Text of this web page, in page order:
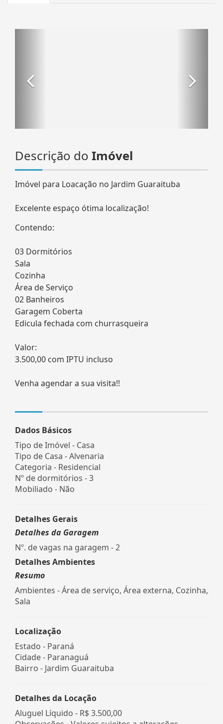
Descrição do Imóvel
Imóvel para Loacação no Jardim Guaraituba
Excelente espaço ótima localização!
Contendo:
03 Dormitórios
Sala
Cozinha
Área de Serviço
02 Banheiros
Garagem Coberta
Edicula fechada com churrasqueira
Valor:
3.500,00 com IPTU incluso
Venha agendar a sua visita!!
Dados Básicos
Tipo de Imóvel - Casa
Tipo de Casa - Alvenaria
Categoria - Residencial
Nº de dormitórios - 3
Mobiliado - Não
Detalhes Gerais
Detalhes da Garagem
Nº. de vagas na garagem - 2
Detalhes Ambientes
Resumo
Ambientes - Área de serviço, Área externa, Cozinha,
Sala
Localização
Estado - Paraná
Cidade - Paranaguá
Bairro - Jardim Guaraituba
Detalhes da Locação
Aluguel Líquido - R$ 3.500,00